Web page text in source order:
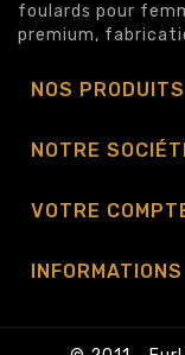
foulards pour
premium,
NOS PRODUITS
NOTRE
VOTRE
INFORMATIONS